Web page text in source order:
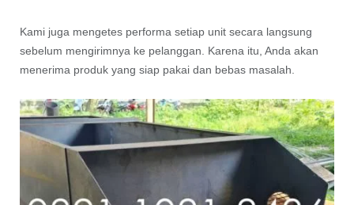
Kami juga mengetes performa setiap unit secara langsung
sebelum mengirimnya ke pelanggan. Karena itu, Anda akan
menerima produk yang siap pakai dan bebas masalah.